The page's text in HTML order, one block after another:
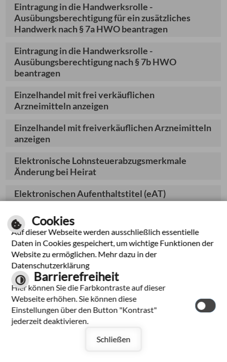
Eintragung in die Handwerksrolle -
Ausübungsberechtigung für ein zusätzliches
Handwerk nach § 7a HWO beantragen
Eintragung in die Handwerksrolle -
Ausübungsberechtigung nach § 7b HWO
beantragen
Einzelhandel mit frei verkäuflichen
Arzneimitteln anzeigen
Einzelhandel mit freiverkäuflichen Arzneimitteln
anzeigen
Elektronische Lohnsteuerabzugsmerkmale
Änderung bei Heirat
Elektronischen Aufenthaltstitel (eAT)
beantragen
Elektronischen Heilberufsausweis (eHBA) als
Person in einem Gesundheitsfachberuf
beantragen
EMAS - Registrierung und Aufnahme beantragen
Emissions- und
Immissionsermittlungen/Kalibrierung von
Messgeräten - Anerkennung und Bekanntgabe
als sachverständige Stelle nach dem Bundes-
Immissionsschutzgesetz beantragen
Cookies
Auf dieser Webseite werden ausschließlich essentielle
Daten in Cookies gespeichert, um wichtige Funktionen der
Website zu ermöglichen. Mehr dazu in der
Datenschutzerklärung
Barrierefreiheit
Hier können Sie die Farbkontraste auf dieser
Webseite erhöhen. Sie können diese
Einstellungen über den Button "Kontrast"
jederzeit deaktivieren.
Schließen